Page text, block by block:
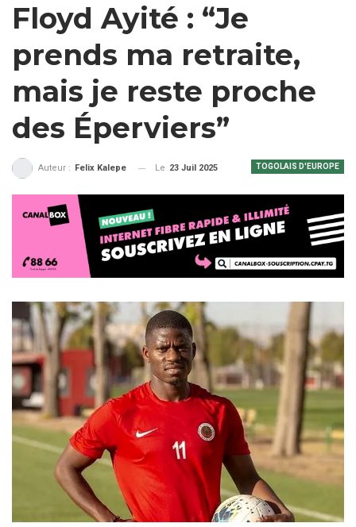
Floyd Ayité : “Je
prends ma retraite,
mais je reste proche
des Éperviers”
TOGOLAIS D'EUROPE
Auteur : Felix Kalepe Le 23 Juil 2025